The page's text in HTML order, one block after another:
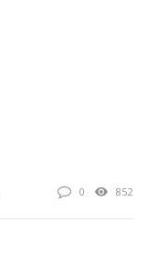
0 852